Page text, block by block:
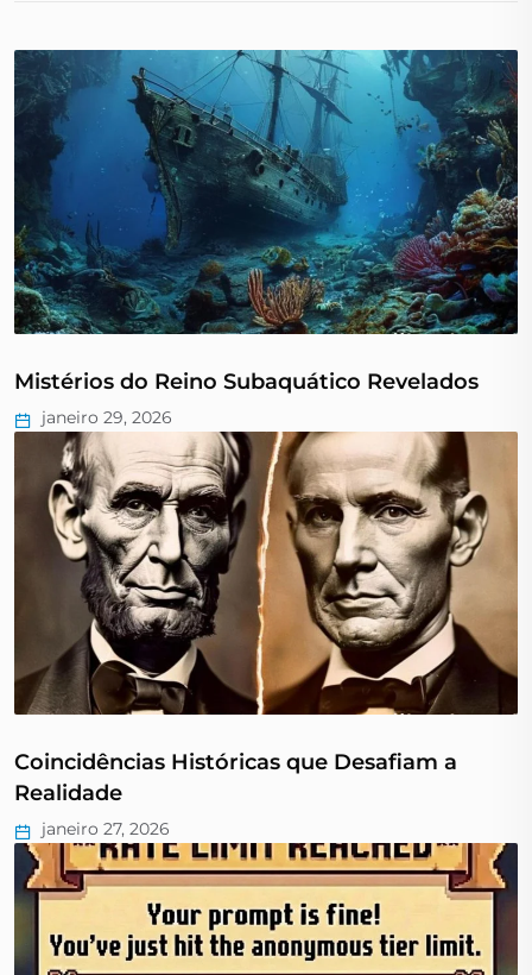
Mistérios do Reino Subaquático Revelados
janeiro 29, 2026
Coincidências Históricas que Desafiam a
Realidade
janeiro 27, 2026